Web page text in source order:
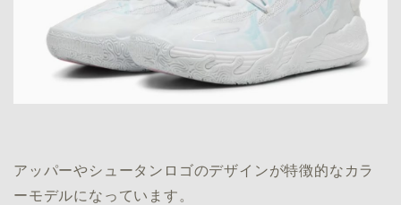
アッパーやシュータンロゴのデザインが特徴的なカラ
ーモデルになっています。